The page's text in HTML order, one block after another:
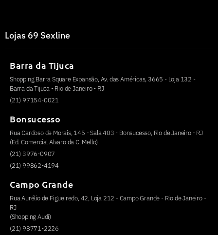
Lojas 69 Sexline
Barra da Tijuca
Shopping Barra Square Expansão, Av. das Américas, 3665 - Loja 132 -
Barra da Tijuca - Rio de Janeiro - RJ
(21) 97154-0021
Bonsucesso
Rua Cardoso de Morais, 145 - Sala 403 - Bonsucesso, Rio de Janeiro - RJ
(Ed. Comercial Alvaro da C. Mello)
(21) 3976-0907
(21) 99862-4194
Campo Grande
Rua Aurélio de Figueiredo, 42, Loja 212 - Campo Grande - Rio de Janeiro -
RJ
(Shopping Audi)
(21) 98771-2226